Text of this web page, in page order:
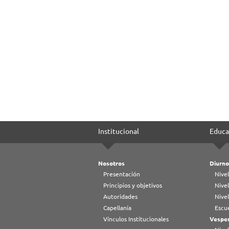
Institucional
Nosotros
Presentación
Principios y objetivos
Autoridades
Capellanía
Vínculos Institucionales
Diurno